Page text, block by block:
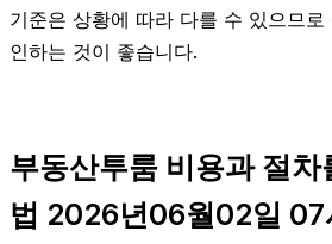
기준은 상황에 따라 다를 수 있으므
인하는 것이 좋습니다.
부동산투룸 비용과 절차
법 2026년06월02일